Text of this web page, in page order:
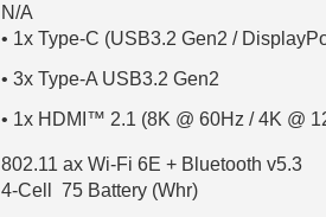
N/A
• 1x Type-C (USB3.2 Gen2 /
• 3x Type-A USB3.2 Gen2
• 1x HDMI™ 2.1 (8K @ 60Hz / 4K @
802.11 ax Wi-Fi 6E + Bluetooth v5.3
4-Cell 75 Battery (Whr)